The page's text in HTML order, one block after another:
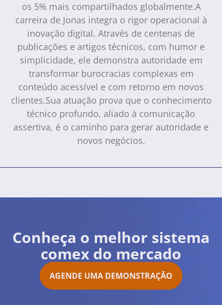
os 5% mais compartilhados globalmente.A
carreira de Jonas integra o rigor operacional à
inovação digital. Através de centenas de
publicações e artigos técnicos, com humor e
simplicidade, ele demonstra autoridade em
transformar burocracias complexas em
conteúdo acessível e com retorno em novos
clientes.Sua atuação prova que o conhecimento
técnico profundo, aliado à comunicação
assertiva, é o caminho para gerar autoridade e
novos negócios.
Conheça o melhor sistema
comex do mercado
AGENDE UMA DEMONSTRAÇÃO